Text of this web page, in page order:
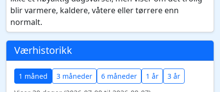
blir varmere, kaldere, våtere eller tørrere enn
normalt.
Værhistorikk
1 måned 3 måneder 6 måneder 1 år
3 år